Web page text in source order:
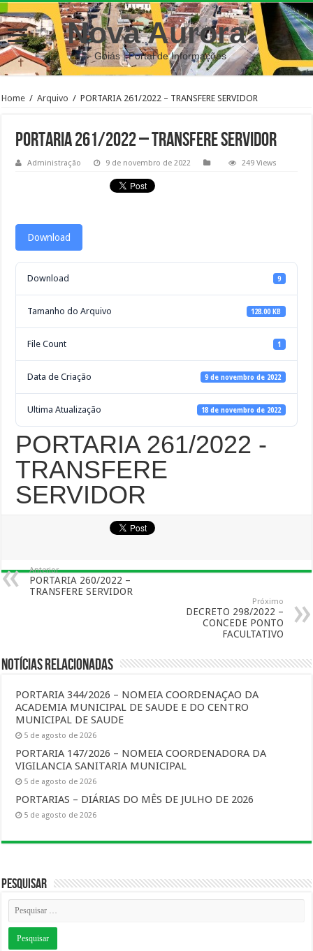
Nova Aurora
– Goiás | Portal de Informações
Home / Arquivo / PORTARIA 261/2022 – TRANSFERE SERVIDOR
PORTARIA 261/2022 – TRANSFERE SERVIDOR
Administração 9 de novembro de 2022 249 Views
Download
Download 9
Tamanho do Arquivo 128.00 KB
File Count 1
Data de Criação 9 de novembro de 2022
Ultima Atualização 18 de novembro de 2022
PORTARIA 261/2022 -
TRANSFERE
SERVIDOR
Anterior
PORTARIA 260/2022 –
TRANSFERE SERVIDOR
Próximo
DECRETO 298/2022 –
CONCEDE PONTO
FACULTATIVO
Notícias Relacionadas
PORTARIA 344/2026 – NOMEIA COORDENAÇAO DA
ACADEMIA MUNICIPAL DE SAUDE E DO CENTRO
MUNICIPAL DE SAUDE
5 de agosto de 2026
PORTARIA 147/2026 – NOMEIA COORDENADORA DA
VIGILANCIA SANITARIA MUNICIPAL
5 de agosto de 2026
PORTARIAS – DIÁRIAS DO MÊS DE JULHO DE 2026
5 de agosto de 2026
Pesquisar